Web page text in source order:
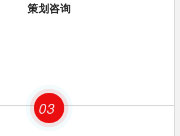
策划咨询
03